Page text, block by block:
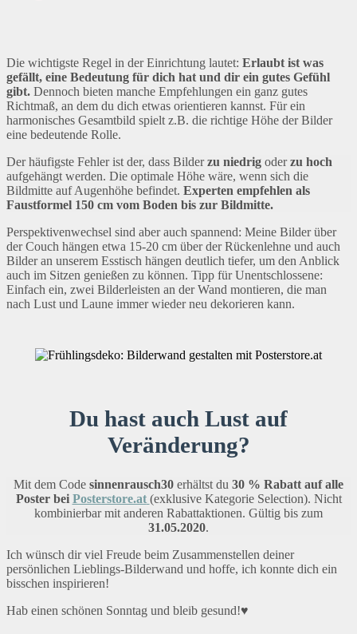
Die wichtigste Regel in der Einrichtung lautet: Erlaubt ist was
gefällt, eine Bedeutung für dich hat und dir ein gutes Gefühl
gibt. Dennoch bieten manche Empfehlungen ein ganz gutes
Richtmaß, an dem du dich etwas orientieren kannst. Für ein
harmonisches Gesamtbild spielt z.B. die richtige Höhe der Bilder
eine bedeutende Rolle.
Der häufigste Fehler ist der, dass Bilderzu niedrig oderzu hoch
aufgehängt werden. Die optimale Höhe wäre, wenn sich die
Bildmitte auf Augenhöhe befindet. Experten empfehlen als
Faustformel 150 cm vom Boden bis zur Bildmitte.
Perspektivenwechsel sind aber auch spannend: Meine Bilder über
der Couch hängen etwa 15-20 cm über der Rückenlehne und auch
Bilder an unserem Esstisch hängen deutlich tiefer, um den Anblick
auch im Sitzen genießen zu können. Tipp für Unentschlossene:
Einfach ein, zwei Bilderleisten an der Wand montieren, die man
nach Lust und Laune immer wieder neu dekorieren kann.
Du hast auch Lust auf
Veränderung?
Mit dem Code sinnenrausch30 erhältst du 30 % Rabatt auf alle
Poster bei Posterstore.at (exklusive Kategorie Selection). Nicht
kombinierbar mit anderen Rabattaktionen. Gültig bis zum
31.05.2020.
Ich wünsch dir viel Freude beim Zusammenstellen deiner
persönlichen Lieblings-Bilderwand und hoffe, ich konnte dich ein
bisschen inspirieren!
Hab einen schönen Sonntag und bleib gesund!♥